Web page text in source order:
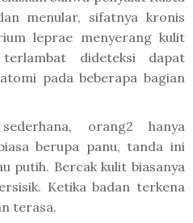
menular, sifatnya kronis
leprae menyerang kulit
dideteksi dapat
pada beberapa bagian
orang2 hanya
berupa panu, tanda ini
putih. Bercak kulit biasanya
Ketika badan terkena
terasa.